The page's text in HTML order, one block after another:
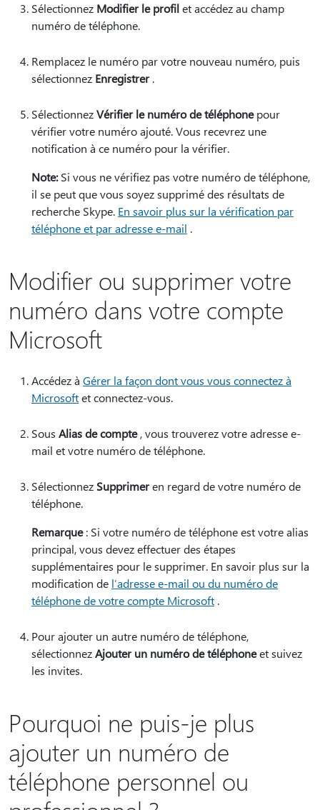
Sélectionnez Modifier le profilet accédez au champ
numéro de téléphone.
Remplacez le numéro par votre nouveau numéro, puis
sélectionnez Enregistrer.
SélectionnezVérifier le numéro de téléphonepour
vérifier votre numéro ajouté. Vous recevrez une
notification à ce numéro pour la vérifier.
Note:Si vous ne vérifiez pas votre numéro de téléphone,
il se peut que vous soyez supprimé des résultats de
recherche Skype. En savoir plus sur la vérification par
téléphone et par adresse e-mail .
Modifier ou supprimer votre
numéro dans votre compte
Microsoft
Accédez à Gérer la façon dont vous vous connectez à
Microsoftet connectez-vous.
Sous Alias de compte, vous trouverez votre adresse e-
mail et votre numéro de téléphone.
Sélectionnez Supprimeren regard de votre numéro de
téléphone.
Remarque: Si votre numéro de téléphone est votre alias
principal, vous devez effectuer des étapes
supplémentaires pour le supprimer. En savoir plus sur la
modification de l’adresse e-mail ou du numéro de
téléphone de votre compte Microsoft .
Pour ajouter un autre numéro de téléphone,
sélectionnezAjouter un numéro de téléphoneet suivez
les invites.
Pourquoi ne puis-je plus
ajouter un numéro de
téléphone personnel ou